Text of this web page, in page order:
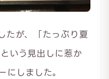
たが、「たっぷり夏
いう見出しに惹か
にしました。